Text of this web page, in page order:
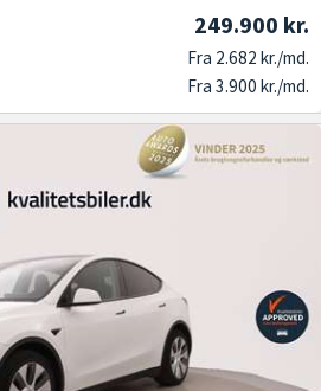
249.900 kr.
Fra 2.682 kr./md.
Fra 3.900 kr./md.